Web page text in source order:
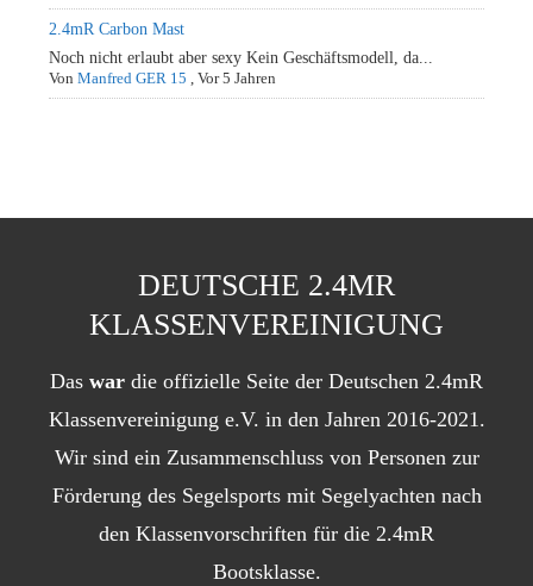
2.4mR Carbon Mast
Noch nicht erlaubt aber sexy Kein Geschäftsmodell, da...
Von Manfred GER 15 , Vor 5 Jahren
DEUTSCHE 2.4MR
KLASSENVEREINIGUNG
Das war die offizielle Seite der Deutschen 2.4mR
Klassenvereinigung e.V. in den Jahren 2016-2021.
Wir sind ein Zusammenschluss von Personen zur
Förderung des Segelsports mit Segelyachten nach
den Klassenvorschriften für die 2.4mR
Bootsklasse.